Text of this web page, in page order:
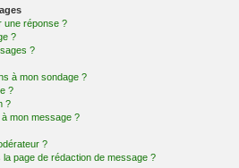
une réponse ?
?
?
à mon sondage ?
?
?
mon message ?
?
page de rédaction de message ?